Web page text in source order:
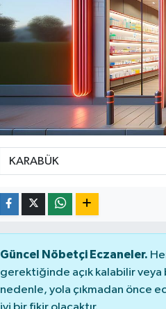
Güncel Nöbetçi Eczaneler.
gerektiğinde açık kalabilir
nedenle, yola çıkmadan önce